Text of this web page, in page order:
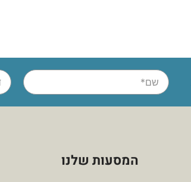
המסעות שלנו